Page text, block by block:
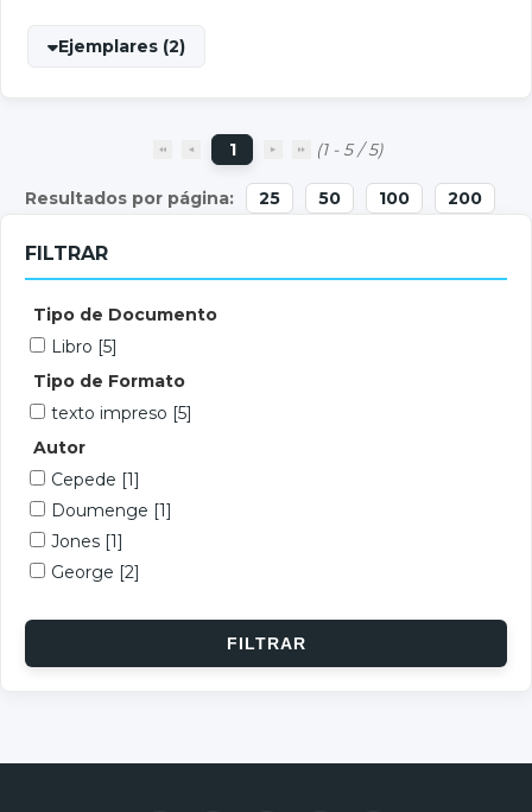
Ejemplares (2)
1 (1 - 5 / 5)
25 50 100 200
FILTRAR
Tipo de Documento
Libro [5]
Tipo de Formato
texto impreso [5]
Autor
Cepede [1]
Doumenge [1]
Jones [1]
George [2]